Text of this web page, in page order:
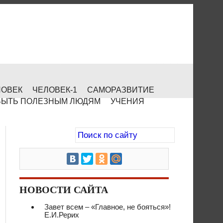
ЧЕЛОВЕК-1
САМОРАЗВИТИЕ
ПОЛЕЗНЫМ ЛЮДЯМ
УЧЕНИЯ
НОВОСТИ САЙТА
Завет всем – «Главное, не бояться»!
Е.И.Рерих